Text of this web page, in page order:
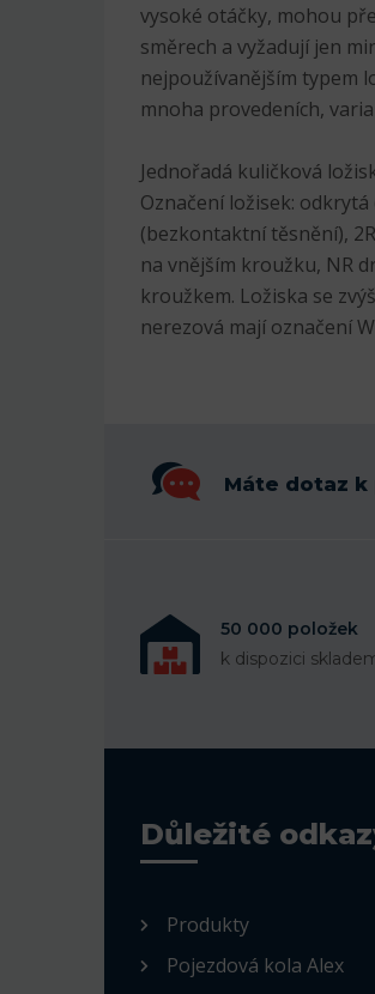
vysoké otáčky, mohou
směrech a vyžadují jen
nejpoužívanějším typem
mnoha provedeních,
Jednořadá kuličková
Označení ložisek:
(bezkontaktní těsnění),
na vnějším kroužku, NR
kroužkem. Ložiska se
nerezová mají označení
Máte dotaz
50 000 položek
k dispozici
Důležité
Produkty
Pojezdová kola Alex